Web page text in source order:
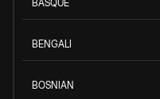
BASQUE
BENGALI
BOSNIAN